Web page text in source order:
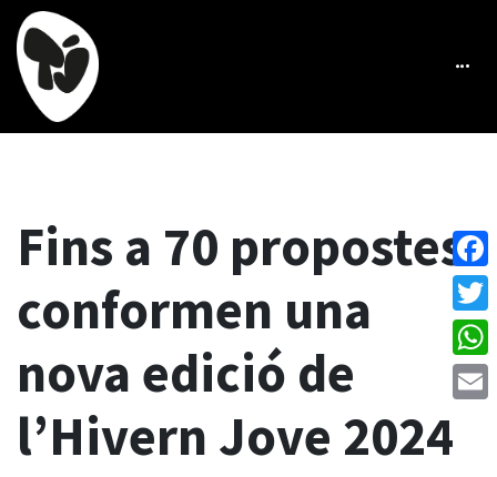
Fins a 70 propostes
conformen una
nova edició de
l’Hivern Jove 2024